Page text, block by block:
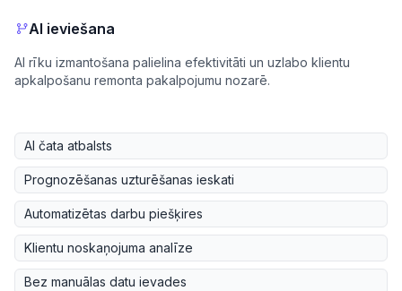
AI ieviešana
AI rīku izmantošana palielina efektivitāti un uzlabo klientu
apkalpošanu remonta pakalpojumu nozarē.
AI čata atbalsts
Prognozēšanas uzturēšanas ieskati
Automatizētas darbu piešķires
Klientu noskaņojuma analīze
Bez manuālas datu ievades